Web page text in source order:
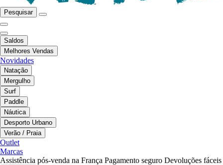
Pesquisar
Saldos
Melhores Vendas
Novidades
Natação
Mergulho
Surf
Paddle
Náutica
Desporto Urbano
Verão / Praia
Outlet
Marcas
Assistência pós-venda na França Pagamento seguro Devoluções fáceis